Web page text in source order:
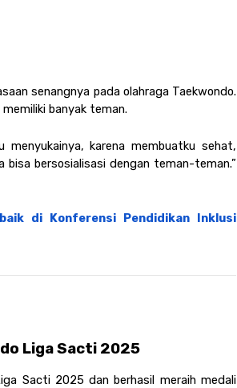
senangnya pada olahraga Taekwondo.
banyak teman.
karena membuatku sehat,
bisa bersosialisasi dengan teman-teman.”
di Konferensi Pendidikan Inklusi
Liga Sacti 2025
Sacti 2025 dan berhasil meraih medali